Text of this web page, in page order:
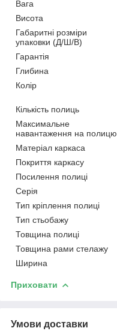
Вага
Висота
Габаритні розміри
упаковки (Д/Ш/В)
Гарантія
Глибина
Колір
Кількість полиць
Максимальне
навантаження на полицю
Матеріал каркаса
Покриття каркасу
Посилення полиці
Серія
Тип кріплення полиці
Тип стьобажу
Товщина полиці
Товщина рами стелажу
Ширина
Приховати
Умови доставки